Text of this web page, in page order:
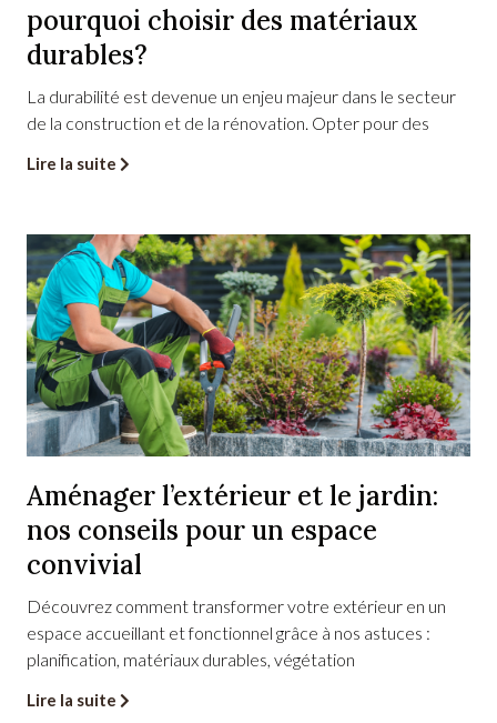
pourquoi choisir des matériaux
durables?
La durabilité est devenue un enjeu majeur dans le secteur
de la construction et de la rénovation. Opter pour des
Lire la suite
Aménager l’extérieur et le jardin:
nos conseils pour un espace
convivial
Découvrez comment transformer votre extérieur en un
espace accueillant et fonctionnel grâce à nos astuces :
planification, matériaux durables, végétation
Lire la suite
é
n
o
m
E
-
a
Prénom
E-mail*
Téléphone*
Votre message
c
e
t
J’ai pris
connaissance
de la politique
de
confidentialit
é